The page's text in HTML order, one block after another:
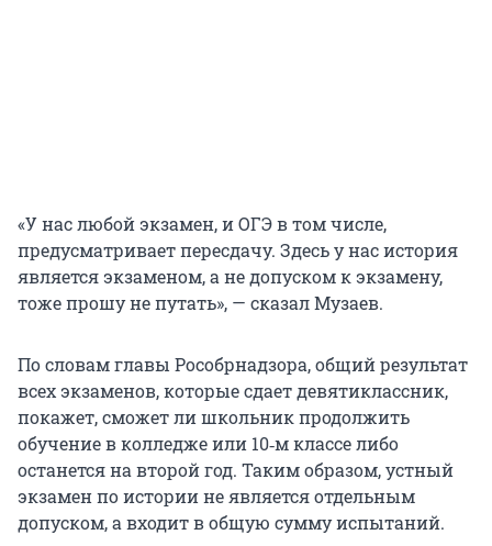
«У нас любой экзамен, и ОГЭ в том числе,
предусматривает пересдачу. Здесь у нас история
является экзаменом, а не допуском к экзамену,
тоже прошу не путать», — сказал Музаев.
По словам главы Рособрнадзора, общий результат
всех экзаменов, которые сдает девятиклассник,
покажет, сможет ли школьник продолжить
обучение в колледже или 10‑м классе либо
останется на второй год. Таким образом, устный
экзамен по истории не является отдельным
допуском, а входит в общую сумму испытаний.